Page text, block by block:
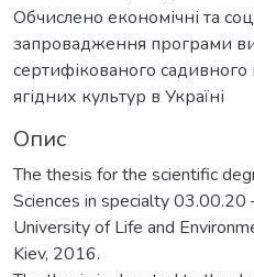
Обчислено економічні та
запровадження програми
сертифікованого садивного
ягідних культур в Україні
Опис
The thesis for the scientific
Sciences in specialty 03.00.20
University of Life and
Kiev, 2016.